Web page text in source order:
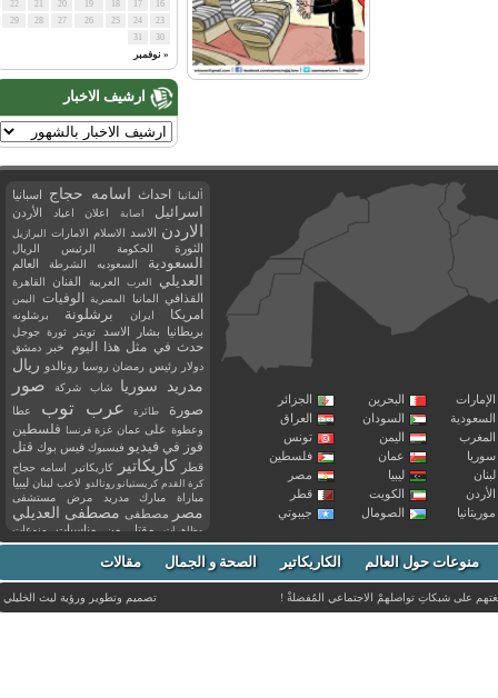
« نوفمبر
ارشيف الاخبار
البحرين
الجزائر
السودان
العراق
اليمن
تونس
عمان
فلسطين
ليبيا
مصر
الكويت
قطر
الصومال جيبوتي
ألمانيا احداث اسامه حجاج اسبانيا
اسرائيل اصابة اعلان اعياد الأردن
الاردن الاسد الاسلام الامارات البرازيل
الثورة الحكومة الرئيس الريال
السعودية السعوديه الشرطة العالم
العديلي العرب العربية الفنان القاهرة
القذافي المانيا المصرية الوفيات اليمن
امريكا ايران برشلونة برشلونه
بريطانيا بشار الاسد تويتر ثورة جوجل
حدث في مثل هذا اليوم خبر دمشق
دولار رئيس رمضان روسيا رونالدو ريال
مدريد
سوريا شاب شركة صور
صورة طائرة عرب توب
عطا
وعطوة على عمان غزة فرنسا فلسطين
فوز في فيديو فيسبوك فيس بوك قتل
قطر كاريكاتير كاريكاتير اسامه حجاج
كرة القدم كريستيانو رونالدو لاعب لبنان ليبيا
مباراة مبارك مدريد مرض مستشفى
مصر مصطفى مصطفى العديلي
مظاهرات مقتل من مناسبات
منوعات
مواليد
موت ميسي ميلان نادي نشر
وفاة وفيات يوتيوب منوعات حول العالم الكاريكاتير الصحة و الجمال مقالات
على شبكاتِ تواصلهمْ الاجتماعي المُفضلةْ ! تصميم وتطوير ورؤيةليث الخليلي